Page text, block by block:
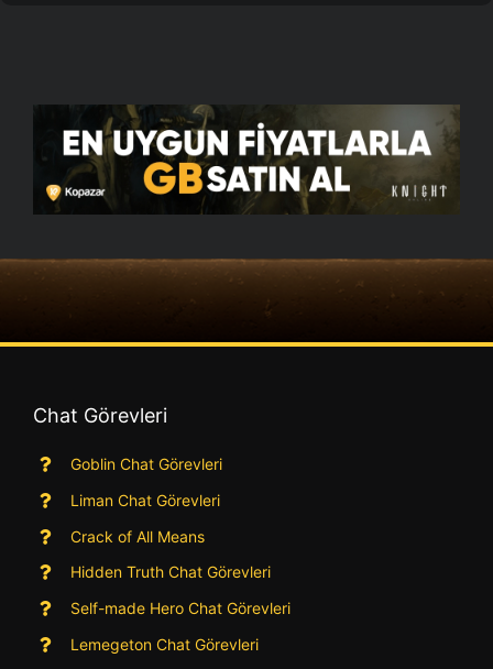
Chat Görevleri
Goblin Chat Görevleri
Liman Chat Görevleri
Crack of All Means
Hidden Truth Chat Görevleri
Self-made Hero Chat Görevleri
Lemegeton Chat Görevleri